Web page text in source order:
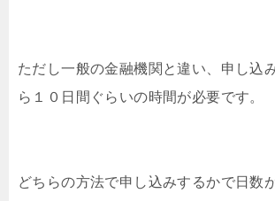
ただし一般の金融機関と違い、申し込
ら１０日間ぐらいの時間が必要です。
どちらの方法で申し込みするかで日数